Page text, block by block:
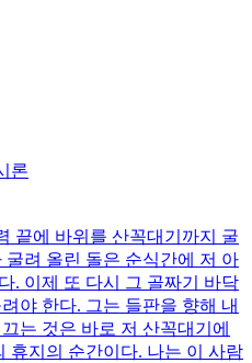
론
끝에 바위를 산꼭대기까지 굴
려 올린 돌은 순식간에 저 아
. 이제 또 다시 그 골짜기 바닥
야 한다. 그는 들판을 향해 내
는 것은 바로 저 산꼭대기에
휴지의 순간이다. 나는 이 사람